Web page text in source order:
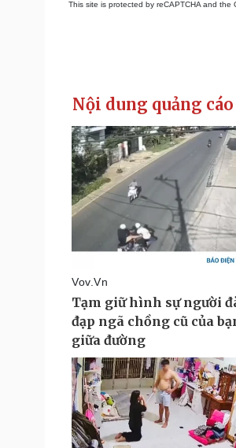
This site is protected by reCAPTCHA and the